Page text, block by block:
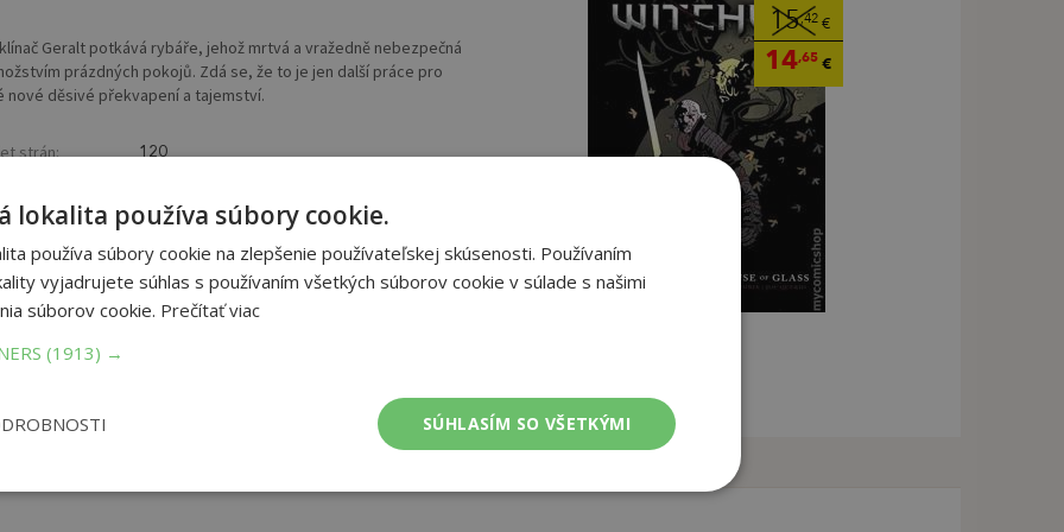
Geralt potkává rybáře, jehož mrtvá a vražedně nebezpečná
prázdných pokojů. Zdá se, že to je jen další práce pro
nové děsivé překvapení a tajemství.
strán: 120
390 g
15,42€
14,65€
lokalita používa súbory cookie.
používa súbory cookie na zlepšenie používateľskej skúsenosti. Používaním
vyjadrujete súhlas s používaním všetkých súborov cookie v súlade s našimi
súborov cookie. Prečítať viac
(1913) →
SÚHLASÍM SO VŠETKÝMI